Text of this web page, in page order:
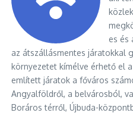
es és
az átszállásmentes járatokkal
környezetet kímélve érhető el
említett járatok a főváros
Angyalföldről, a belvárosból,
Boráros térről, Újbuda-